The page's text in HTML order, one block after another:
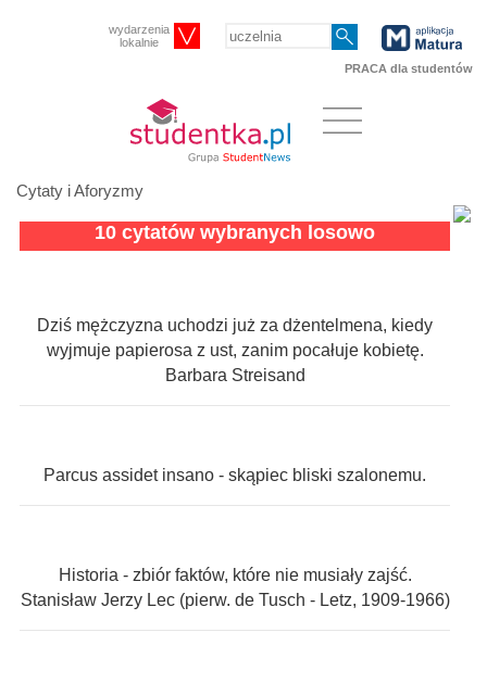
wydarzenia
lokalnie
PRACA dla studentów
Cytaty i Aforyzmy
10 cytatów wybranych losowo
Dziś mężczyzna uchodzi już za dżentelmena, kiedy
wyjmuje papierosa z ust, zanim pocałuje kobietę.
Barbara Streisand
Parcus assidet insano - skąpiec bliski szalonemu.
Historia - zbiór faktów, które nie musiały zajść.
Stanisław Jerzy Lec (pierw. de Tusch - Letz, 1909-1966)